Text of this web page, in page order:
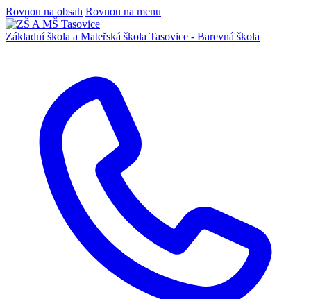
Rovnou na obsah Rovnou na menu
Základní škola a Mateřská škola Tasovice - Barevná škola